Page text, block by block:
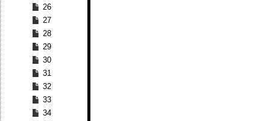
26
27
28
29
30
31
32
33
34